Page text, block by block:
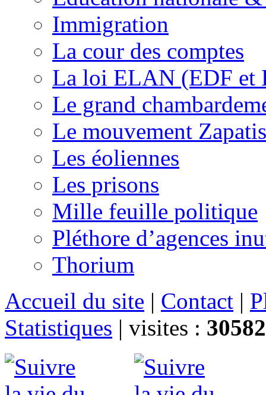
Immigration
La cour des comptes
La loi ELAN (EDF et
Le grand
Le mouvement
Les éoliennes
Les prisons
Mille feuille politique
Pléthore d’agences
Thorium
Accueil du site | Contact |
Statistiques | visites :